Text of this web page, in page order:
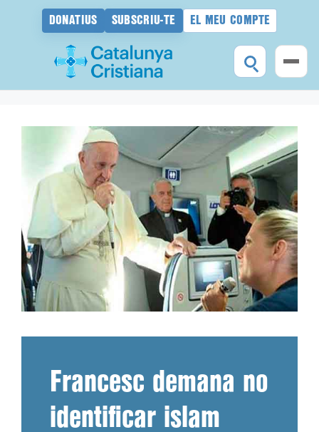
DONATIUS SUBSCRIU-TE EL MEU COMPTE
Francesc demana no
identificar islam